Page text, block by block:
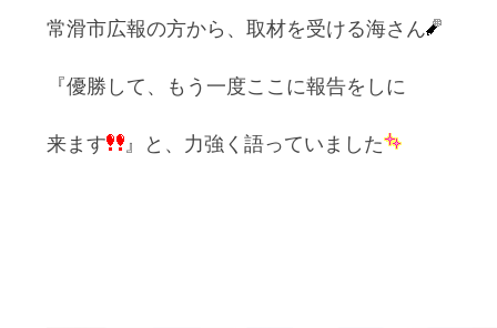
常滑市広報の方から、取材を受ける海さん
『優勝して、もう一度ここに報告をしに
来ます 』と、力強く語っていました